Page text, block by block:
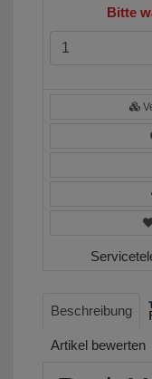
Bitte
Beschreibung
Artikel bewerten